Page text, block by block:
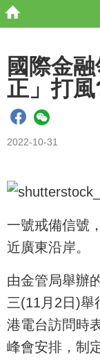
國際金
正」打風
2022-10-31
一號戒備信號
近廣東沿岸。
由金管局舉辦
三(11月2日)舉
港電台訪問時
峰會安排，制